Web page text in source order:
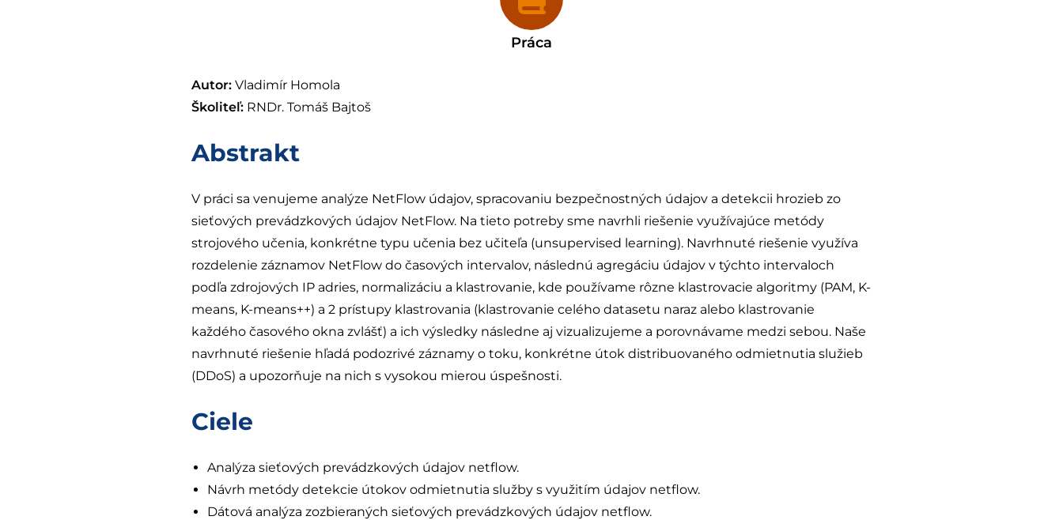
Práca
Autor: Vladimír Homola
Školiteľ: RNDr. Tomáš Bajtoš
Abstrakt
V práci sa venujeme analýze NetFlow údajov, spracovaniu bezpečnostných údajov a detekcii hrozieb zo
sieťových prevádzkových údajov NetFlow. Na tieto potreby sme navrhli riešenie využívajúce metódy
strojového učenia, konkrétne typu učenia bez učiteľa (unsupervised learning). Navrhnuté riešenie využíva
rozdelenie záznamov NetFlow do časových intervalov, následnú agregáciu údajov v týchto intervaloch
podľa zdrojových IP adries, normalizáciu a klastrovanie, kde používame rôzne klastrovacie algoritmy (PAM, K-
means, K-means++) a 2 prístupy klastrovania (klastrovanie celého datasetu naraz alebo klastrovanie
každého časového okna zvlášť) a ich výsledky následne aj vizualizujeme a porovnávame medzi sebou. Naše
navrhnuté riešenie hľadá podozrivé záznamy o toku, konkrétne útok distribuovaného odmietnutia služieb
(DDoS) a upozorňuje na nich s vysokou mierou úspešnosti.
Ciele
Analýza sieťových prevádzkových údajov netflow.
Návrh metódy detekcie útokov odmietnutia služby s využitím údajov netflow.
Dátová analýza zozbieraných sieťových prevádzkových údajov netflow.